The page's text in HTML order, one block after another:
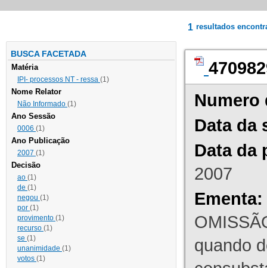
BUSCA FACETADA
Matéria
IPI- processos NT - ressa (1)
Nome Relator
Não Informado (1)
Ano Sessão
0006 (1)
Ano Publicação
2007 (1)
Decisão
ao (1)
de (1)
negou (1)
por (1)
provimento (1)
recurso (1)
se (1)
unanimidade (1)
votos (1)
1 resultados
Numero
Data da
Data da
2007
Ementa:
quando